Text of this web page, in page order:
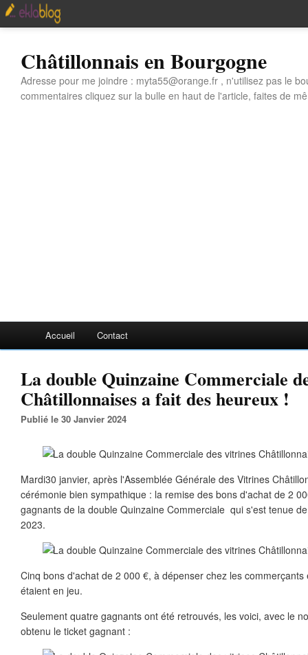
Châtillonnais en Bourgogne
Adresse pour me joindre : myta55@orange.fr , n'utilisez pas le
commentaires cliquez sur la bulle en haut de l'article, faites de
Accueil Contact
La double Quinzaine Commerciale
Châtillonnaises a fait des heureux !
Publié le 30 Janvier 2024
Mardi30 janvier, après l'Assemblée Générale des Vitrines
cérémonie bien sympathique : la remise des bons d'achat de 2
gagnants de la double Quinzaine Commerciale qui s'est tenue
2023.
Cinq bons d'achat de 2 000 €, à dépenser chez les
étaient en jeu.
Seulement quatre gagnants ont été retrouvés, les voici, avec le
obtenu le ticket gagnant :